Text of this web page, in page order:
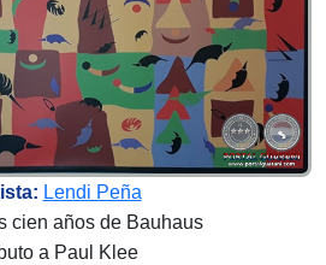
Lendi Peña
cien años de Bauhaus
a Paul Klee